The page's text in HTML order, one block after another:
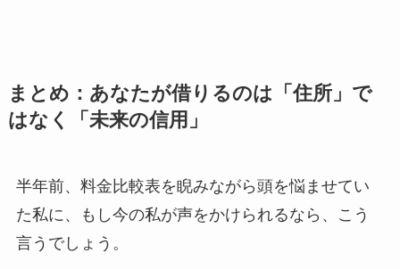
まとめ：あなたが借りるのは「住所」で
はなく「未来の信用」
半年前、料金比較表を睨みながら頭を悩ませてい
た私に、もし今の私が声をかけられるなら、こう
言うでしょう。